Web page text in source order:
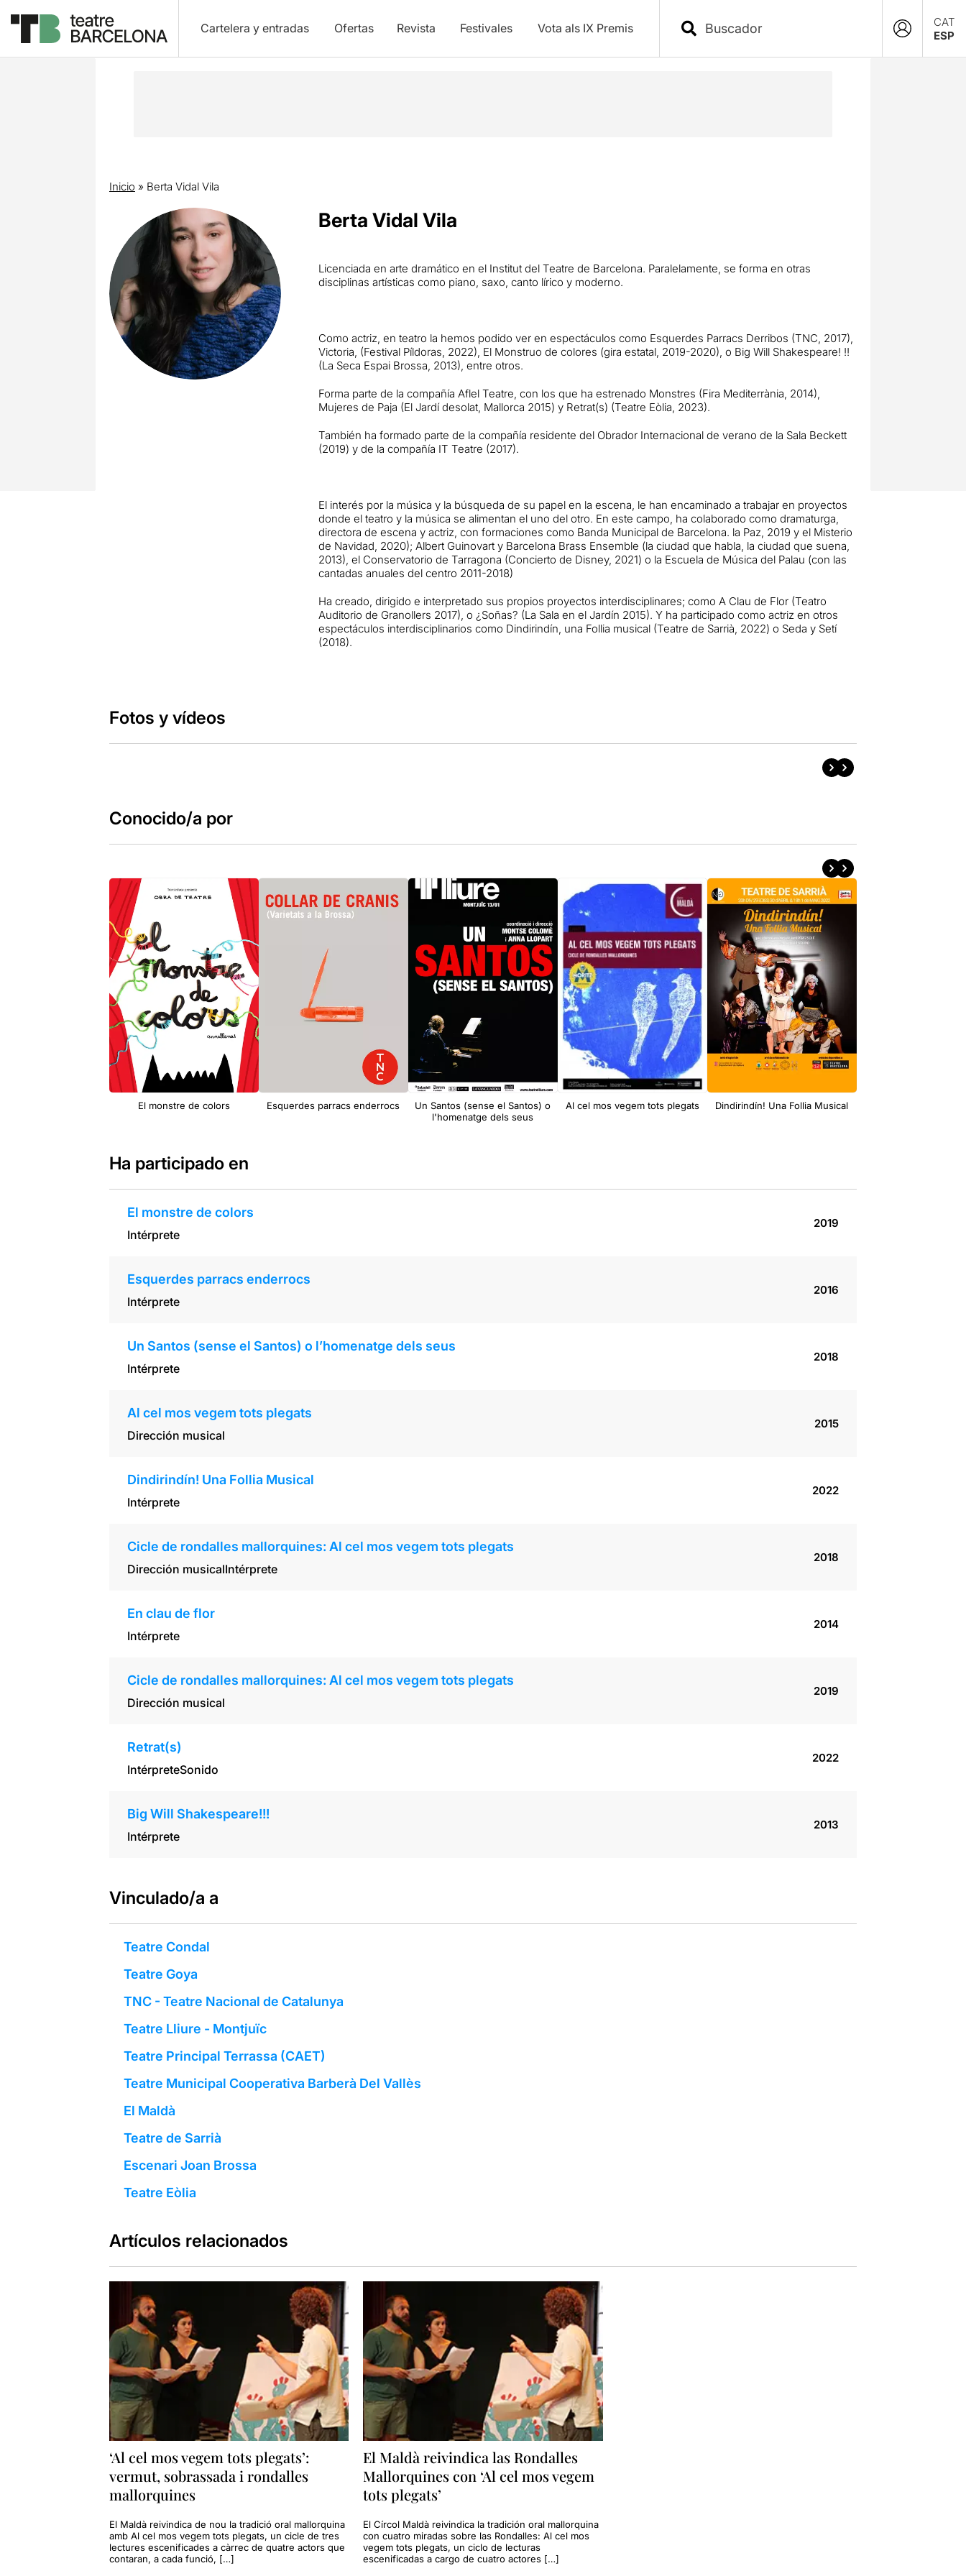
Cartelera y entradas Ofertas Revista Festivales Vota als IX Premis
CAT
ESP
Inicio » Berta Vidal Vila
Berta Vidal Vila
Licenciada en arte dramático en el Institut del Teatre de Barcelona. Paralelamente, se forma en otras
disciplinas artísticas como piano, saxo, canto lírico y moderno.
Como actriz, en teatro la hemos podido ver en espectáculos como Esquerdes Parracs Derribos (TNC, 2017),
Victoria, (Festival Píldoras, 2022), El Monstruo de colores (gira estatal, 2019-2020), o Big Will Shakespeare! !!
(La Seca Espai Brossa, 2013), entre otros.
Forma parte de la compañía Aflel Teatre, con los que ha estrenado Monstres (Fira Mediterrània, 2014),
Mujeres de Paja (El Jardí desolat, Mallorca 2015) y Retrat(s) (Teatre Eòlia, 2023).
También ha formado parte de la compañía residente del Obrador Internacional de verano de la Sala Beckett
(2019) y de la compañía IT Teatre (2017).
El interés por la música y la búsqueda de su papel en la escena, le han encaminado a trabajar en proyectos
donde el teatro y la música se alimentan el uno del otro. En este campo, ha colaborado como dramaturga,
directora de escena y actriz, con formaciones como Banda Municipal de Barcelona. la Paz, 2019 y el Misterio
de Navidad, 2020); Albert Guinovart y Barcelona Brass Ensemble (la ciudad que habla, la ciudad que suena,
2013), el Conservatorio de Tarragona (Concierto de Disney, 2021) o la Escuela de Música del Palau (con las
cantadas anuales del centro 2011-2018)
Ha creado, dirigido e interpretado sus propios proyectos interdisciplinares; como A Clau de Flor (Teatro
Auditorio de Granollers 2017), o ¿Soñas? (La Sala en el Jardín 2015). Y ha participado como actriz en otros
espectáculos interdisciplinarios como Dindirindín, una Follia musical (Teatre de Sarrià, 2022) o Seda y Setí
(2018).
Fotos y vídeos
Conocido/a por
El monstre de colors Esquerdes parracs enderrocs
Un Santos (sense el Santos) o
l'homenatge dels seus
Al cel mos vegem tots plegats Dindirindín! Una Follia Musical
Ha participado en
El monstre de colors
Intérprete
2019
Esquerdes parracs enderrocs
Intérprete
2016
Un Santos (sense el Santos) o l’homenatge dels seus
Intérprete
2018
Al cel mos vegem tots plegats
Dirección musical
2015
Dindirindín! Una Follia Musical
Intérprete
2022
Cicle de rondalles mallorquines: Al cel mos vegem tots plegats
Dirección musicalIntérprete
2018
En clau de flor
Intérprete
2014
Cicle de rondalles mallorquines: Al cel mos vegem tots plegats
Dirección musical
2019
Retrat(s)
IntérpreteSonido
2022
Big Will Shakespeare!!!
Intérprete
2013
Vinculado/a a
Teatre Condal
Teatre Goya
TNC - Teatre Nacional de Catalunya
Teatre Lliure - Montjuïc
Teatre Principal Terrassa (CAET)
Teatre Municipal Cooperativa Barberà Del Vallès
El Maldà
Teatre de Sarrià
Escenari Joan Brossa
Teatre Eòlia
Artículos relacionados
‘Al cel mos vegem tots plegats’:
vermut, sobrassada i rondalles
mallorquines
El Maldà reivindica de nou la tradició oral mallorquina
amb Al cel mos vegem tots plegats, un cicle de tres
lectures escenificades a càrrec de quatre actors que
contaran, a cada funció, […]
El Maldà reivindica las Rondalles
Mallorquines con ‘Al cel mos vegem
tots plegats’
El Círcol Maldà reivindica la tradición oral mallorquina
con cuatro miradas sobre las Rondalles: Al cel mos
vegem tots plegats, un ciclo de lecturas
escenificadas a cargo de cuatro actores […]